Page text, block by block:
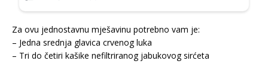
Za ovu jednostavnu mješavinu potrebno vam je:
– Jedna srednja glavica crvenog luka
– Tri do četiri kašike nefiltriranog jabukovog sirćeta